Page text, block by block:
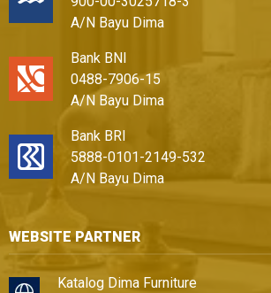
A/N Bayu Dima
Bank BNI
0488-7906-15
A/N Bayu Dima
Bank BRI
5888-0101-2149-532
A/N Bayu Dima
WEBSITE PARTNER
Katalog Dima Furniture